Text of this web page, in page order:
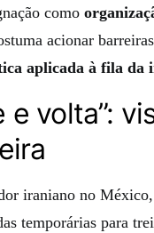
como
acionar
aplicada à fila da
e volta”:
iraniano no
temporárias para